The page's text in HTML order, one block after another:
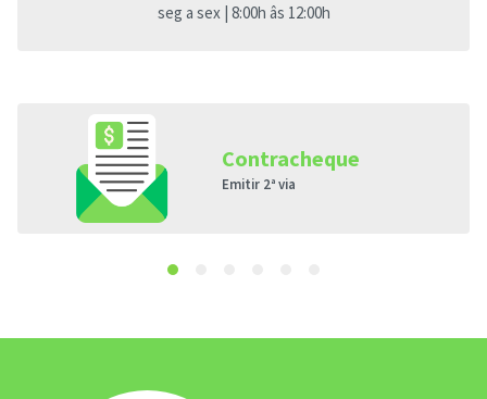
seg a sex | 8:00h âs 12:00h
Contracheque
Emitir 2ª via